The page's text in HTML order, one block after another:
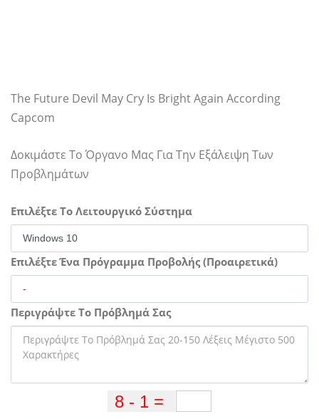
The Future Devil May Cry Is Bright Again According
Capcom
Δοκιμάστε Το Όργανο Μας Για Την Εξάλειψη Των
Προβλημάτων
Επιλέξτε Το Λειτουργικό Σύστημα
Επιλέξτε Ένα Πρόγραμμα Προβολής (Προαιρετικά)
Περιγράψτε Το Πρόβλημά Σας